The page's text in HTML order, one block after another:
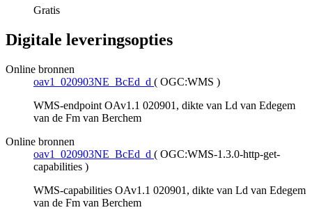
Gratis
Digitale leveringsopties
Online bronnen
oav1_020903NE_BcEd_d ( OGC:WMS )
WMS-endpoint OAv1.1 020901, dikte van Ld van Edegem
van de Fm van Berchem
Online bronnen
oav1_020903NE_BcEd_d ( OGC:WMS-1.3.0-http-get-
capabilities )
WMS-capabilities OAv1.1 020901, dikte van Ld van Edegem
van de Fm van Berchem